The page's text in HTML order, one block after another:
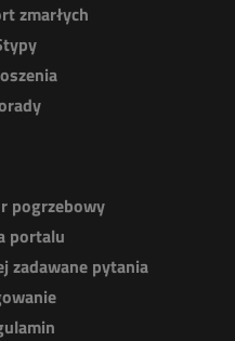
zmarłych
pogrzebowy
portalu
zadawane pytania